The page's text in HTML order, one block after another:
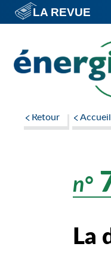
Navigation
principale
LA REVUE
Retour Accueil
n°
La